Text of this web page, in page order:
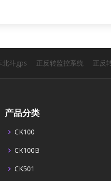
北斗gps 正反转监控系统 正反
产品分类
CK100
CK100B
CK501